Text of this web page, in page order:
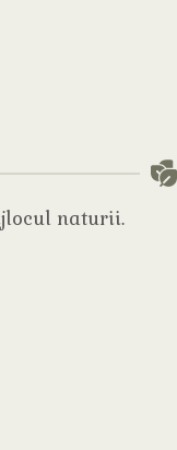
naturii.